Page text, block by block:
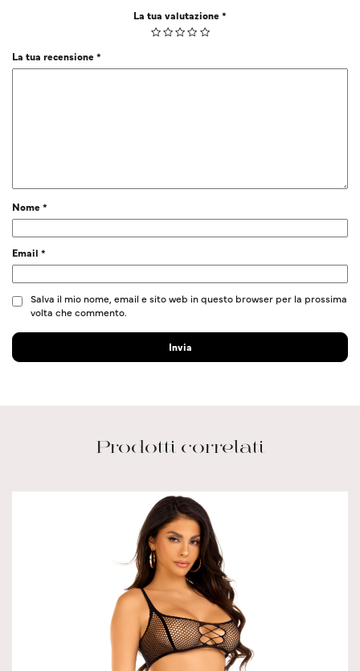
La tua valutazione*
La tua recensione*
Nome*
Email *
Salva il mio nome, email e sito web in questo browser per la prossima
volta che commento.
Prodotti correlati